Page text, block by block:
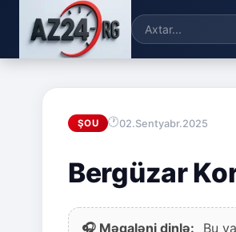
ŞOU 02.Sentyabr.2025
Bergüzar
🎧 Məqaləni dinlə: Bu